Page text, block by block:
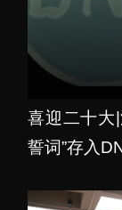
我为群众办实事
喜迎二十大
誓词”存入